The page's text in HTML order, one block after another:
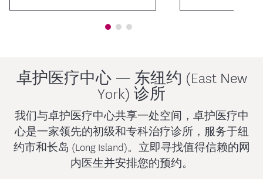
卓护医疗中心 — 东纽约 (East New
York) 诊所
我们与卓护医疗中心共享一处空间，卓护医疗中
心是一家领先的初级和专科治疗诊所，服务于纽
约市和长岛 (Long Island)。立即寻找值得信赖的网
内医生并安排您的预约。